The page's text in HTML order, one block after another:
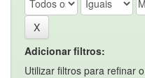
Adicionar filtros:
Utilizar filtros para refinar